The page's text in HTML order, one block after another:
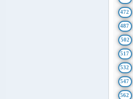
472
487
502
517
532
547
562